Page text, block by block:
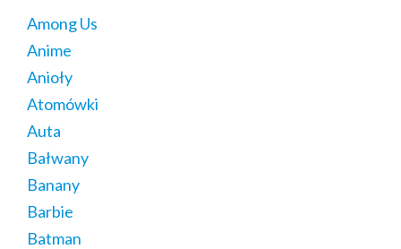
Among Us
Anime
Anioły
Atomówki
Auta
Bałwany
Banany
Barbie
Batman